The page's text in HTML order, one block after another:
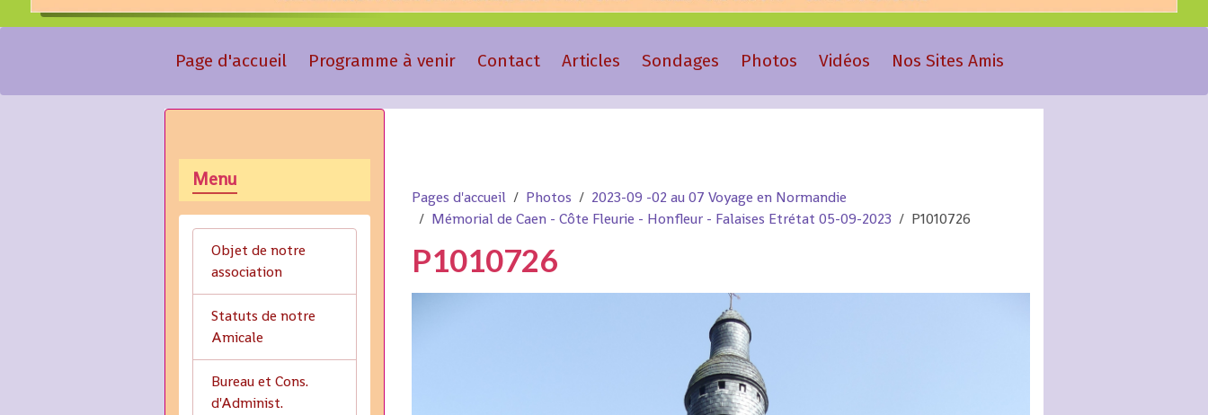
Page d'accueil Programme à venir Contact Articles Sondages Photos Vidéos Nos Sites Amis
Pages d'accueil Photos
2023-09 -02 au 07 Voyage en Normandie
Mémorial de Caen - Côte Fleurie - Honfleur - Falaises Etrétat 05-09-2023
P1010726
P1010726
Menu
Objet de notre
association
Statuts de notre
Amicale
Bureau et Cons.
d'Administ.